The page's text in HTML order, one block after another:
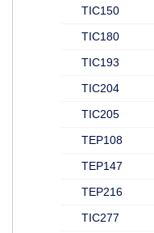
TIC150
TIC180
TIC193
TIC204
TIC205
TEP108
TEP147
TEP216
TIC277